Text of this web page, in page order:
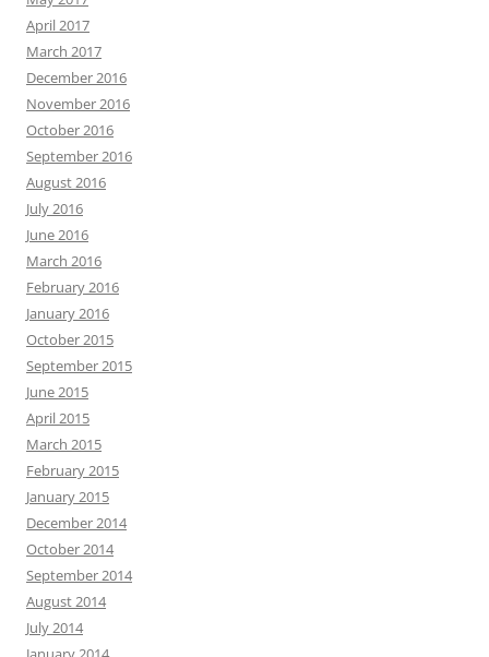
April 2017
March 2017
December 2016
November 2016
October 2016
September 2016
August 2016
July 2016
June 2016
March 2016
February 2016
January 2016
October 2015
September 2015
June 2015
April 2015
March 2015
February 2015
January 2015
December 2014
October 2014
September 2014
August 2014
July 2014